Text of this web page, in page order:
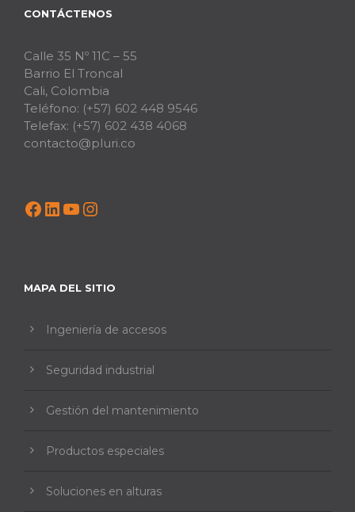
CONTÁCTENOS
Calle 35 Nº 11C – 55
Barrio El Troncal
Cali, Colombia
Teléfono: (+57) 602 448 9546
Telefax: (+57) 602 438 4068
contacto@pluri.co
Facebook LinkedIn YouTube Instagram
MAPA DEL SITIO
Ingeniería de accesos
Seguridad industrial
Gestión del mantenimiento
Productos especiales
Soluciones en alturas